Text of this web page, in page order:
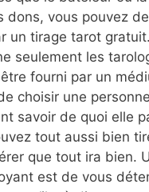
dons, vous pouvez
un tirage tarot
seulement les
fourni par un
choisir une
savoir de quoi elle
tout aussi bien
que tout ira bien.
est de vous